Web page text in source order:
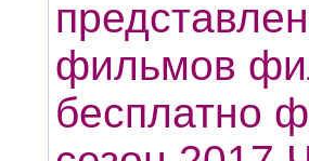
фильмов
бесплатно